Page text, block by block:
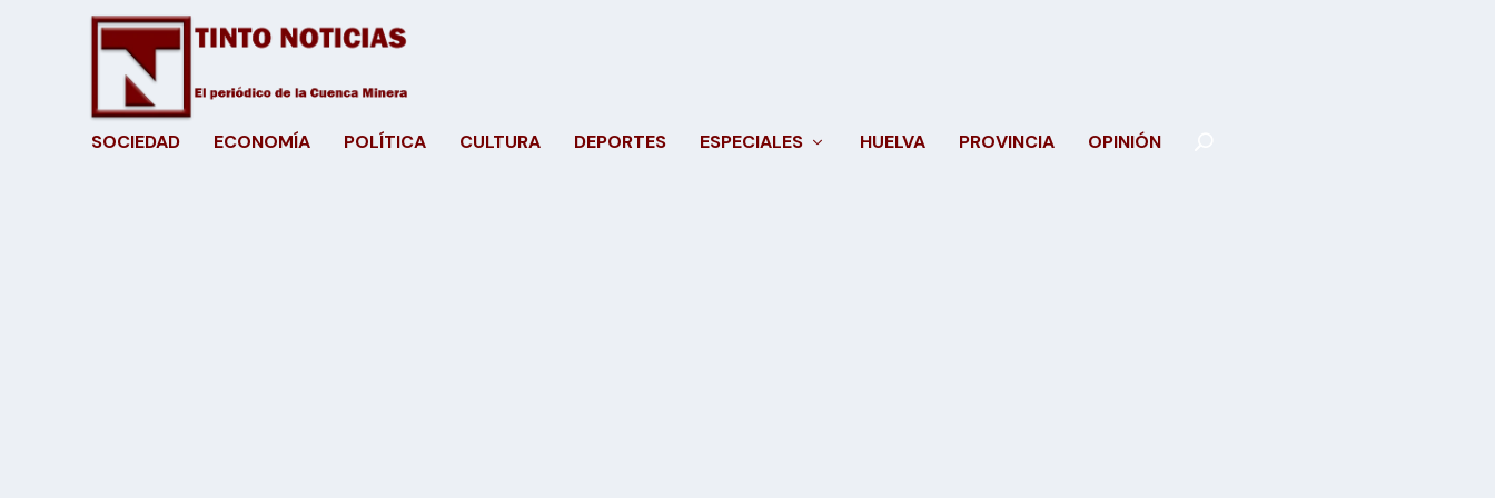
SOCIEDAD ECONOMÍA POLÍTICA CULTURA DEPORTES ESPECIALES HUELVA PROVINCIA OPINIÓN